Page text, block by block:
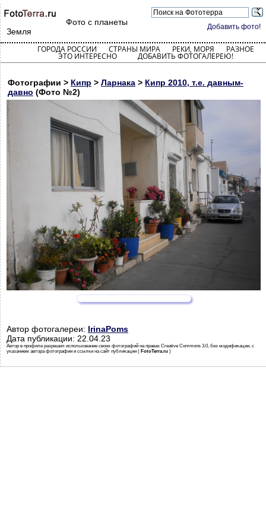
Добавить фото!
Фото с планеты
Земля
ГОРОДА РОССИИ СТРАНЫ МИРА РЕКИ, МОРЯ РАЗНОЕ
ЭТО ИНТЕРЕСНО ДОБАВИТЬ ФОТОГАЛЕРЕЮ!
Фотографии > Кипр > Ларнака > Кипр 2010, т.е. давным-
давно (Фото №2)
Автор фотогалереи: IrinaPoms
Дата публикации: 22.04.23
Автор в профиле разрешил использование своих фотографий на правах Creative Commons 3.0, без модификации, с
указанием автора фотографии и ссылки на сайт публикации ( FotoTerra.ru )